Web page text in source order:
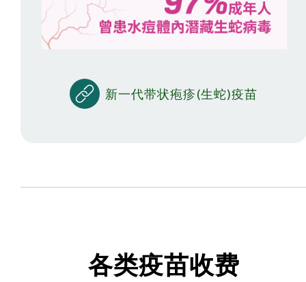
新一代带状疱疹(生蛇)疫苗
各类疫苗收费